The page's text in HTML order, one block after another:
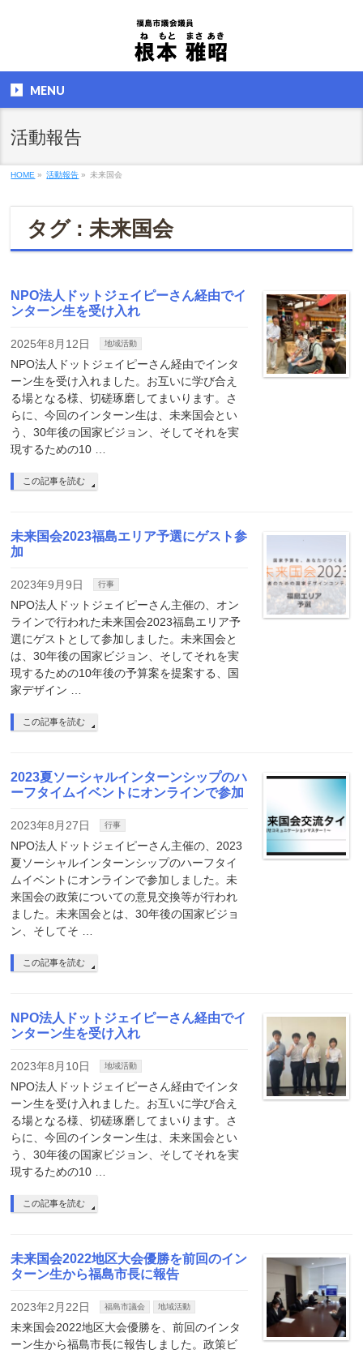
MENU
活動報告
HOME » 活動報告 » 未来国会
タグ : 未来国会
NPO法人ドットジェイピーさん経由でイ
ンターン生を受け入れ
2025年8月12日 地域活動
NPO法人ドットジェイピーさん経由でインタ
ーン生を受け入れました。お互いに学び合え
る場となる様、切磋琢磨してまいります。さ
らに、今回のインターン生は、未来国会とい
う、30年後の国家ビジョン、そしてそれを実
現するための10 …
この記事を読む
未来国会2023福島エリア予選にゲスト参
加
2023年9月9日 行事
NPO法人ドットジェイピーさん主催の、オン
ラインで行われた未来国会2023福島エリア予
選にゲストとして参加しました。未来国会と
は、30年後の国家ビジョン、そしてそれを実
現するための10年後の予算案を提案する、国
家デザイン …
この記事を読む
2023夏ソーシャルインターンシップのハ
ーフタイムイベントにオンラインで参加
2023年8月27日 行事
NPO法人ドットジェイピーさん主催の、2023
夏ソーシャルインターンシップのハーフタイ
ムイベントにオンラインで参加しました。未
来国会の政策についての意見交換等が行われ
ました。未来国会とは、30年後の国家ビジョ
ン、そしてそ …
この記事を読む
NPO法人ドットジェイピーさん経由でイ
ンターン生を受け入れ
2023年8月10日 地域活動
NPO法人ドットジェイピーさん経由でインタ
ーン生を受け入れました。お互いに学び合え
る場となる様、切磋琢磨してまいります。さ
らに、今回のインターン生は、未来国会とい
う、30年後の国家ビジョン、そしてそれを実
現するための10 …
この記事を読む
未来国会2022地区大会優勝を前回のイン
ターン生から福島市長に報告
2023年2月22日 福島市議会 地域活動
未来国会2022地区大会優勝を、前回のインタ
ーン生から福島市長に報告しました。政策ビ